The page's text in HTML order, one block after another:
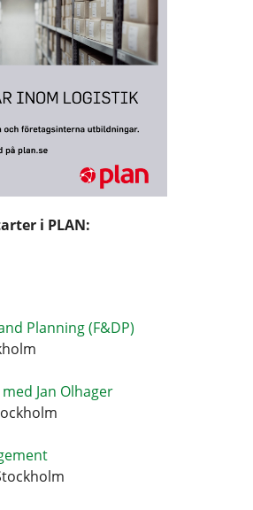
i PLAN:
Planning (F&DP)
Jan Olhager